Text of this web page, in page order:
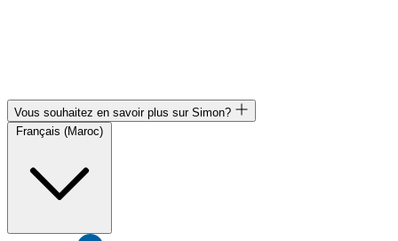
Vous souhaitez en savoir plus sur Simon?